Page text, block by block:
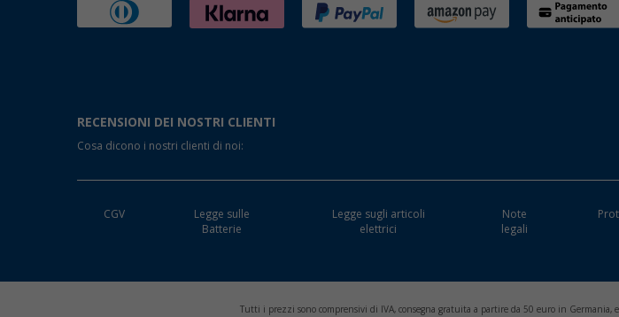
RECENSIONI DEI NOSTRI CLIENTI
Cosa dicono i nostri clienti di noi:
CGV
Legge sulle
Batterie
Legge sugli articoli
elettrici
Note
legali
Tutti i prezzi sono comprensivi di IVA, consegna gratuita a partire da 50 euro in